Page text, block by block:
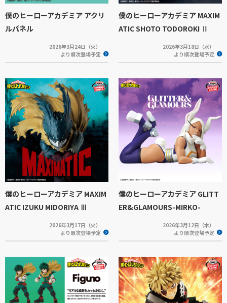
僕のヒーローアカデミア アクリ
ルパネル
2026年3月24日（火）
より順次登場予定
僕のヒーローアカデミア MAXIM
ATIC SHOTO TODOROKI Ⅱ
2026年3月18日（水）
より順次登場予定
僕のヒーローアカデミア MAXIM
ATIC IZUKU MIDORIYA Ⅲ
2026年3月17日（火）
より順次登場予定
僕のヒーローアカデミア GLITT
ER&GLAMOURS-MIRKO-
2026年3月12日（木）
より順次登場予定